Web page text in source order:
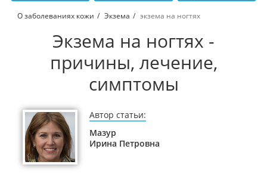
О заболеваниях кожи Экзема экзема на ногтях
Экзема на ногтях -
причины, лечение,
симптомы
Автор статьи:
Мазур
Ирина Петровна